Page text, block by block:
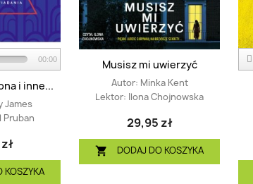
00:00
i inne...
James
Pruban
KOSZYKA
Musisz mi uwierzyć
Autor: Minka Kent
Lektor: Ilona Chojnowska
29,95 zł
 DODAJ DO KOSZYKA